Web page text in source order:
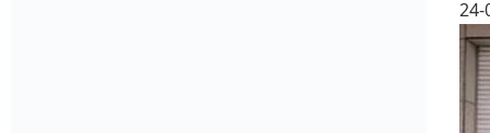
24-